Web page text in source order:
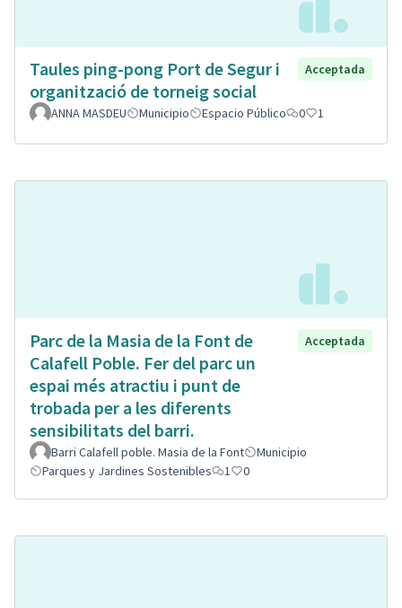
Taules ping-pong Port de Segur i
organització de torneig social
Acceptada
ANNA MASDEU Municipio Espacio Público 0 1
Parc de la Masia de la Font de
Calafell Poble. Fer del parc un
espai més atractiu i punt de
trobada per a les diferents
sensibilitats del barri.
Acceptada
Barri Calafell poble. Masia de la Font
Municipio
Parques y Jardines Sostenibles
1 0